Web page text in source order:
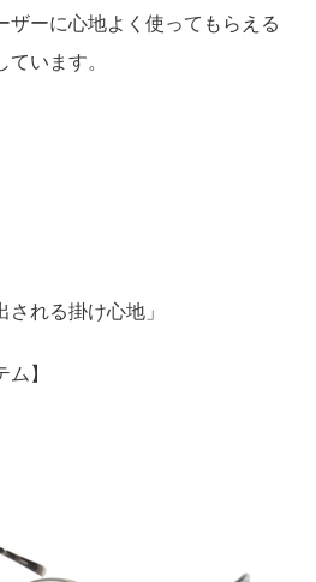
ザーに心地よく使ってもらえる
います。
される掛け心地」
】